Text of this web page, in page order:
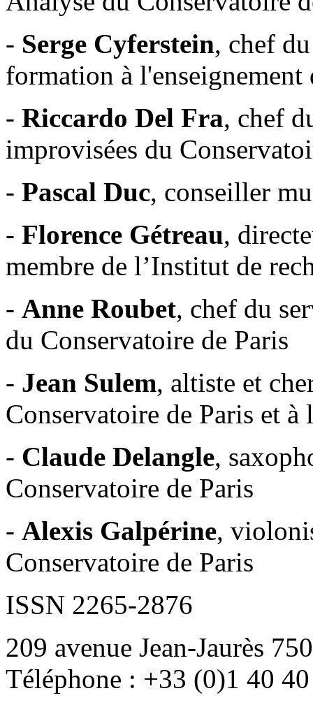
- Serge Cyferstein, chef
formation à
- Riccardo Del Fra, chef
improvisées du
- Pascal Duc, conseiller
- Florence Gétreau,
membre de l’Institut de
- Anne Roubet, chef du
du Conservatoire de Paris
- Jean Sulem, altiste et
Conservatoire de Paris et à
- Claude Delangle,
Conservatoire de Paris
- Alexis Galpérine,
Conservatoire de Paris
ISSN 2265-2876
209 avenue Jean-Jaurès
Téléphone : +33 (0)1 40